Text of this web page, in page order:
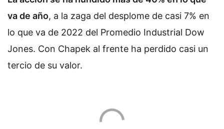
va de año, a la zaga del desplome de casi 7% en
lo que va de 2022 del Promedio Industrial Dow
Jones. Con Chapek al frente ha perdido casi un
tercio de su valor.